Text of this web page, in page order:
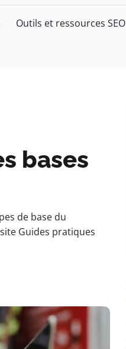
Outils et ressources SEO
bases
de base du
Guides pratiques